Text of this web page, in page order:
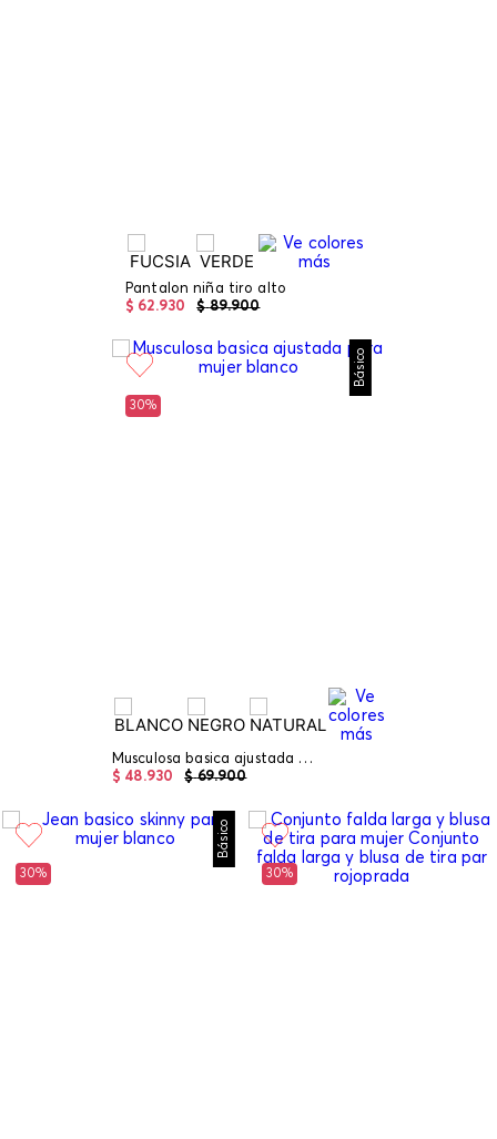
Pantalon niña tiro alto
$ 89.900
$ 62.930
Básico
30%
Musculosa basica ajustada para mujer
$ 69.900
$ 48.930
Básico
30% 30%